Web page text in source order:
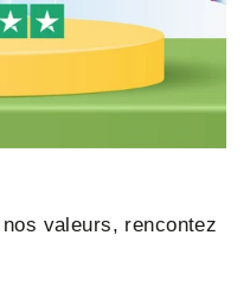
valeurs, rencontez